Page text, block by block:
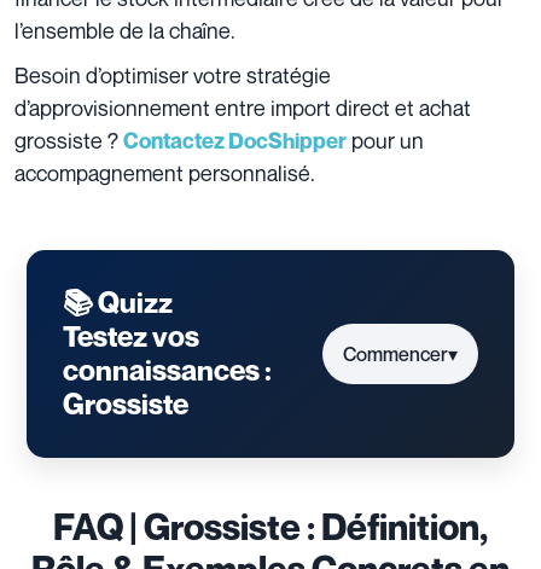
l’ensemble de la chaîne.
Besoin d’optimiser votre stratégie
d’approvisionnement entre import direct et achat
grossiste ?Contactez DocShipper pour un
accompagnement personnalisé.
📚 Quizz
Testez vos
connaissances :
Grossiste
Commencer▾
FAQ | Grossiste : Définition,